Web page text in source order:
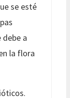
se esté
a
la flora